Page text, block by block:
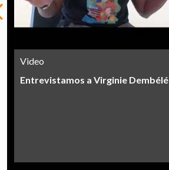
Video
Entrevistamos a Virginie Dembélé